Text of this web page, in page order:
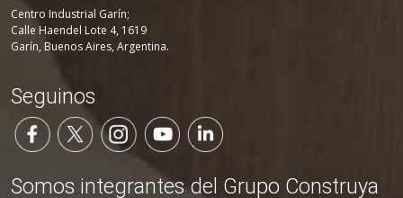
Centro Industrial Garín;
Calle Haendel Lote 4, 1619
Garín, Buenos Aires, Argentina.
Seguinos
Somos integrantes del Grupo Construya